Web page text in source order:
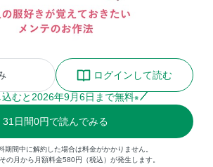
ログインして読む
むと 2026年9月6日まで無料※
31 日間0円で読んでみる
期間中に解約した場合は料金がかかりません。
の月から月額料金580円（税込）が発生します。